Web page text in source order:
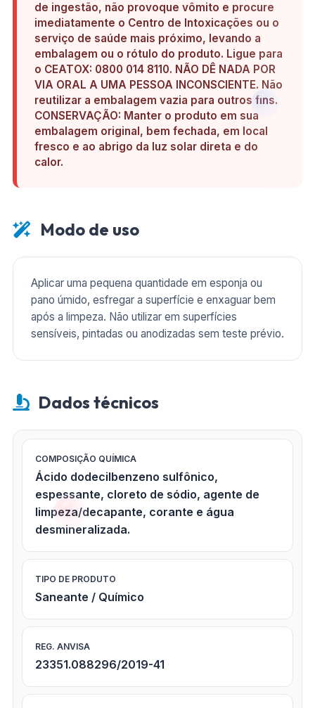
de ingestão, não provoque vômito e procure
imediatamente o Centro de Intoxicações ou o
serviço de saúde mais próximo, levando a
embalagem ou o rótulo do produto. Ligue para
o CEATOX: 0800 014 8110. NÃO DÊ NADA POR
VIA ORAL A UMA PESSOA INCONSCIENTE. Não
reutilizar a embalagem vazia para outros fins.
CONSERVAÇÃO: Manter o produto em sua
embalagem original, bem fechada, em local
fresco e ao abrigo da luz solar direta e do
calor.
Modo de uso
Aplicar uma pequena quantidade em esponja ou
pano úmido, esfregar a superfície e enxaguar bem
após a limpeza. Não utilizar em superfícies
sensíveis, pintadas ou anodizadas sem teste prévio.
Dados técnicos
COMPOSIÇÃO QUÍMICA
Ácido dodecilbenzeno sulfônico,
espessante, cloreto de sódio, agente de
limpeza/decapante, corante e água
desmineralizada.
TIPO DE PRODUTO
Saneante / Químico
REG. ANVISA
23351.088296/2019-41